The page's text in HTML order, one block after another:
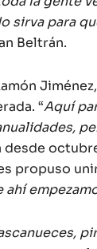
sirva para
Beltrán.
“Aquí
desde
propuso
ahí